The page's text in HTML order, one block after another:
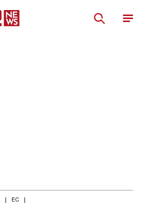
| ЕС |